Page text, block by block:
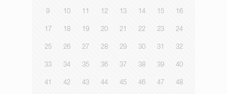
9 10 11 12 13 14 15 16
17 18 19 20 21 22 23 24
25 26 27 28 29 30 31 32
33 34 35 36 37 38 39 40
41 42 43 44 45 46 47 48